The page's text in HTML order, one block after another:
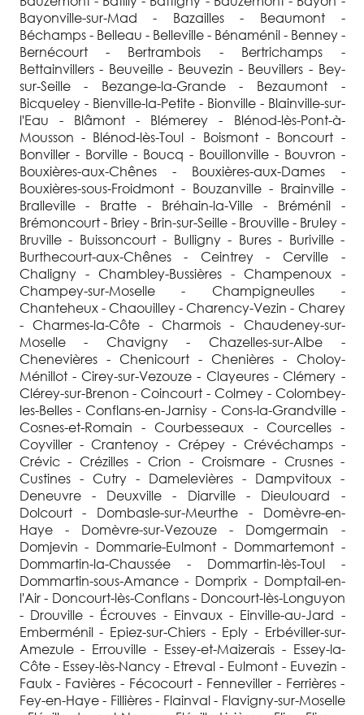
Bayonville-sur-Mad - Bazailles - Beaumont -
Béchamps - Belleau - Belleville - Bénaménil - Benney -
Bernécourt - Bertrambois - Bertrichamps -
Bettainvillers - Beuveille - Beuvezin - Beuvillers - Bey-
sur-Seille - Bezange-la-Grande - Bezaumont -
Bicqueley - Bienville-la-Petite - Bionville - Blainville-sur-
l'Eau - Blâmont - Blémerey - Blénod-lès-Pont-à-
Mousson - Blénod-lès-Toul - Boismont - Boncourt -
Bonviller - Borville - Boucq - Bouillonville - Bouvron -
Bouxières-aux-Chênes - Bouxières-aux-Dames -
Bouxières-sous-Froidmont - Bouzanville - Brainville -
Bralleville - Bratte - Bréhain-la-Ville - Bréménil -
Brémoncourt - Briey - Brin-sur-Seille - Brouville - Bruley -
Bruville - Buissoncourt - Bulligny - Bures - Buriville -
Burthecourt-aux-Chênes - Ceintrey - Cerville -
Chaligny - Chambley-Bussières - Champenoux -
Champey-sur-Moselle - Champigneulles -
Chanteheux - Chaouilley - Charency-Vezin - Charey
- Charmes-la-Côte - Charmois - Chaudeney-sur-
Moselle - Chavigny - Chazelles-sur-Albe -
Chenevières - Chenicourt - Chenières - Choloy-
Ménillot - Cirey-sur-Vezouze - Clayeures - Clémery -
Clérey-sur-Brenon - Coincourt - Colmey - Colombey-
les-Belles - Conflans-en-Jarnisy - Cons-la-Grandville -
Cosnes-et-Romain - Courbesseaux - Courcelles -
Coyviller - Crantenoy - Crépey - Crévéchamps -
Crévic - Crézilles - Crion - Croismare - Crusnes -
Custines - Cutry - Damelevières - Dampvitoux -
Deneuvre - Deuxville - Diarville - Dieulouard -
Dolcourt - Dombasle-sur-Meurthe - Domèvre-en-
Haye - Domèvre-sur-Vezouze - Domgermain -
Domjevin - Dommarie-Eulmont - Dommartemont -
Dommartin-la-Chaussée - Dommartin-lès-Toul -
Dommartin-sous-Amance - Domprix - Domptail-en-
l'Air - Doncourt-lès-Conflans - Doncourt-lès-Longuyon
- Drouville - Écrouves - Einvaux - Einville-au-Jard -
Emberménil - Epiez-sur-Chiers - Eply - Erbéviller-sur-
Amezule - Errouville - Essey-et-Maizerais - Essey-la-
Côte - Essey-lès-Nancy - Etreval - Eulmont - Euvezin -
Faulx - Favières - Fécocourt - Fenneviller - Ferrières -
Fey-en-Haye - Fillières - Flainval - Flavigny-sur-Moselle